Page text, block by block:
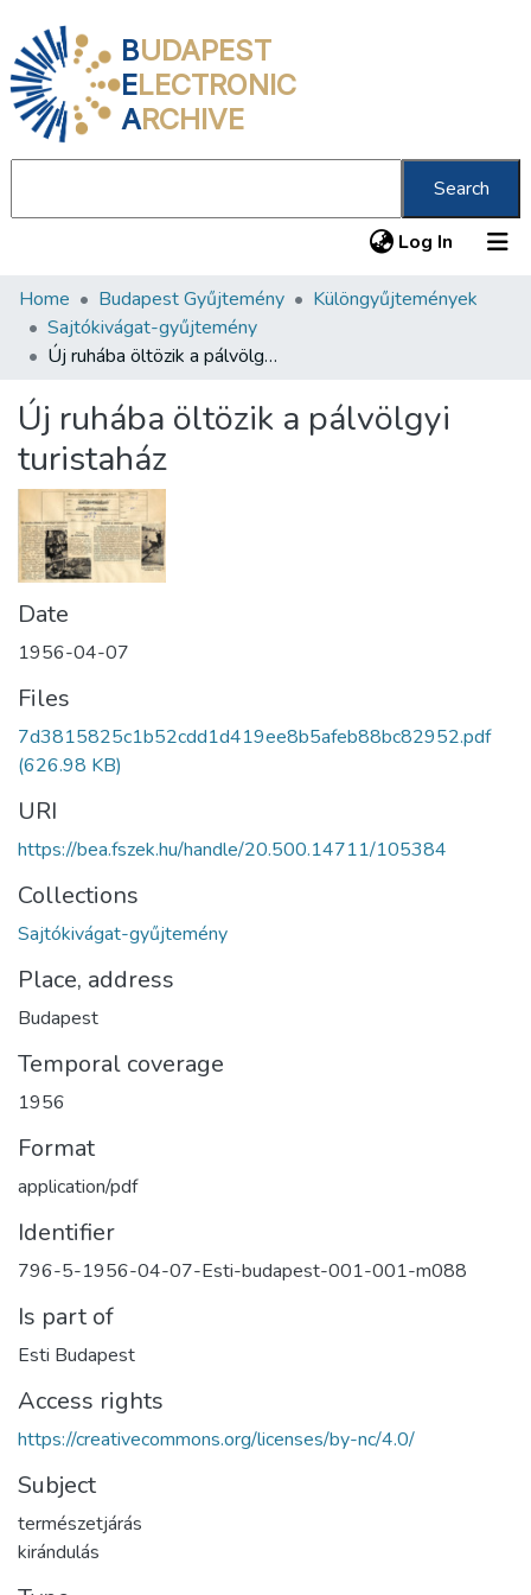
BUDAPEST
ELECTRONIC
ARCHIVE
Search
Log In (current)
Communities & Collections
All of DSpace
Statistics
About us
Home Budapest Gyűjtemény
Különgyűjtemények
Sajtókivágat-gyűjtemény
Új ruhába öltözik a pálvölgyi turistaház
Új ruhába öltözik a pálvölgyi
turistaház
Date
1956-04-07
Files
7d3815825c1b52cdd1d419ee8b5afeb88bc82952.pdf
(626.98 KB)
URI
https://bea.fszek.hu/handle/20.500.14711/105384
Collections
Sajtókivágat-gyűjtemény
Place, address
Budapest
Temporal coverage
1956
Format
application/pdf
Identifier
796-5-1956-04-07-Esti-budapest-001-001-m088
Is part of
Esti Budapest
Access rights
https://creativecommons.org/licenses/by-nc/4.0/
Subject
természetjárás
kirándulás